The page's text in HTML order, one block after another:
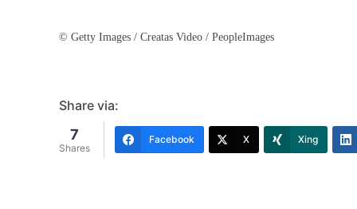
© Getty Images / Creatas Video / PeopleImages
Share via:
7
Shares
Facebook X Xing